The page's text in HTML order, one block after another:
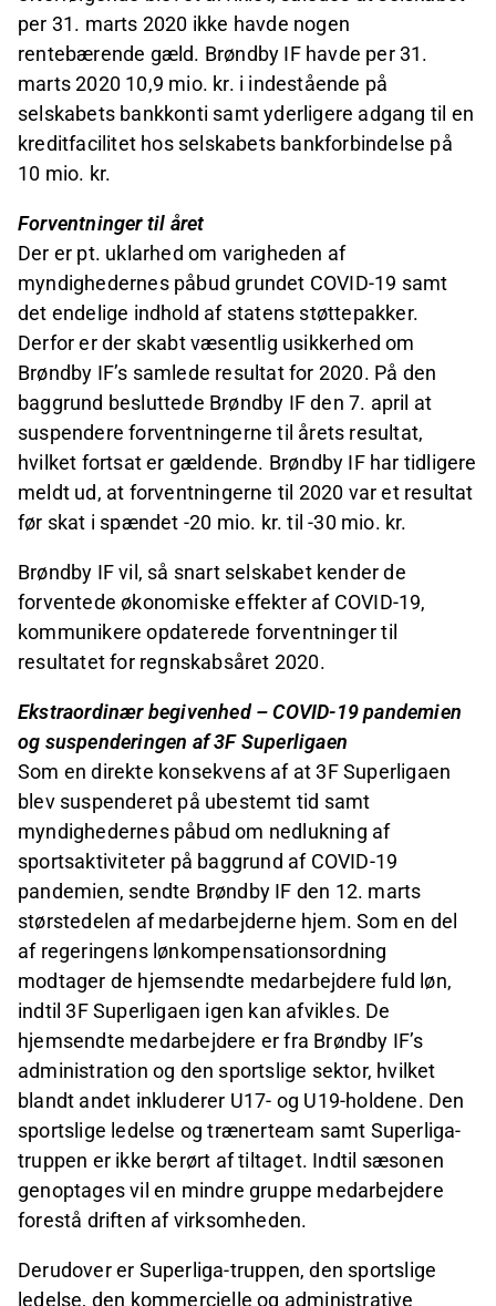
per 31. marts 2020 ikke havde nogen
rentebærende gæld. Brøndby IF havde per 31.
marts 2020 10,9 mio. kr. i indestående på
selskabets bankkonti samt yderligere adgang til en
kreditfacilitet hos selskabets bankforbindelse på
10 mio. kr.
Forventninger til året
Der er pt. uklarhed om varigheden af
myndighedernes påbud grundet COVID-19 samt
det endelige indhold af statens støttepakker.
Derfor er der skabt væsentlig usikkerhed om
Brøndby IF’s samlede resultat for 2020. På den
baggrund besluttede Brøndby IF den 7. april at
suspendere forventningerne til årets resultat,
hvilket fortsat er gældende. Brøndby IF har tidligere
meldt ud, at forventningerne til 2020 var et resultat
før skat i spændet -20 mio. kr. til -30 mio. kr.
Brøndby IF vil, så snart selskabet kender de
forventede økonomiske effekter af COVID-19,
kommunikere opdaterede forventninger til
resultatet for regnskabsåret 2020.
Ekstraordinær begivenhed – COVID-19 pandemien
og suspenderingen af 3F Superligaen
Som en direkte konsekvens af at 3F Superligaen
blev suspenderet på ubestemt tid samt
myndighedernes påbud om nedlukning af
sportsaktiviteter på baggrund af COVID-19
pandemien, sendte Brøndby IF den 12. marts
størstedelen af medarbejderne hjem. Som en del
af regeringens lønkompensationsordning
modtager de hjemsendte medarbejdere fuld løn,
indtil 3F Superligaen igen kan afvikles. De
hjemsendte medarbejdere er fra Brøndby IF’s
administration og den sportslige sektor, hvilket
blandt andet inkluderer U17- og U19-holdene. Den
sportslige ledelse og trænerteam samt Superliga-
truppen er ikke berørt af tiltaget. Indtil sæsonen
genoptages vil en mindre gruppe medarbejdere
forestå driften af virksomheden.
Derudover er Superliga-truppen, den sportslige
ledelse, den kommercielle og administrative